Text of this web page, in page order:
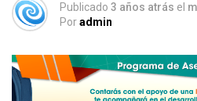
Publicado 3 años atrás el
Poradmin